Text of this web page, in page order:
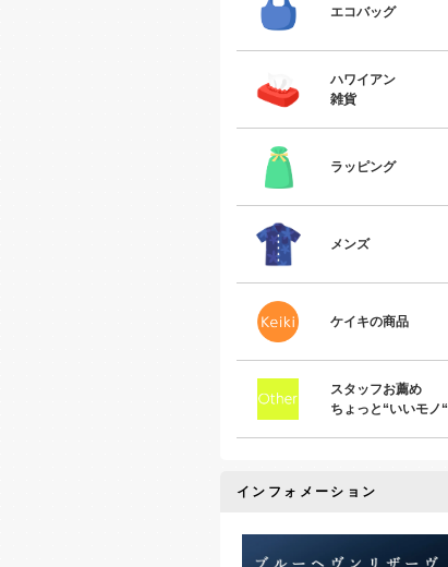
エコバッグ
ハワイアン
雑貨
ラッピング
メンズ
ケイキの商品
スタッフお薦め
ちょっと“いいモノ“
インフォメーション